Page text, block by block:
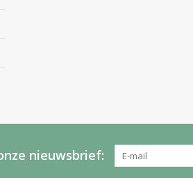
nieuwsbrief: